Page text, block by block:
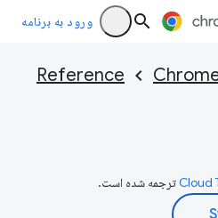
ورود به برنامه
Reference
ترجمه شده است.